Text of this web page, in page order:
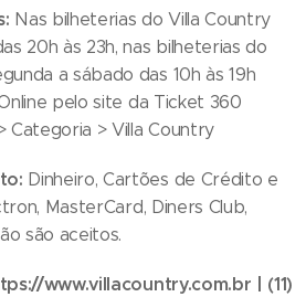
Nas bilheterias do Villa Country
20h às 23h, nas bilheterias do
a sábado das 10h às 19h
pelo site da Ticket 360
Categoria > Villa Country
Dinheiro, Cartões de Crédito e
MasterCard, Diners Club,
são aceitos.
www.villacountry.com.br | (11)